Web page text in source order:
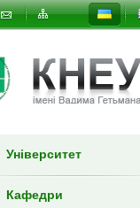
Університет
Кафедри